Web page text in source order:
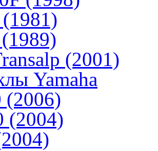
(2001)
Yamaha
(2006)
(2004)